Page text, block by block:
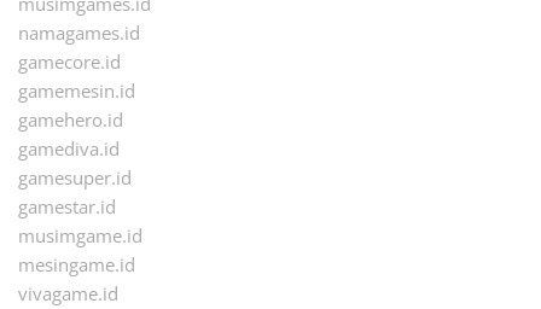
namagames.id
gamecore.id
gamemesin.id
gamehero.id
gamediva.id
gamesuper.id
gamestar.id
musimgame.id
mesingame.id
vivagame.id